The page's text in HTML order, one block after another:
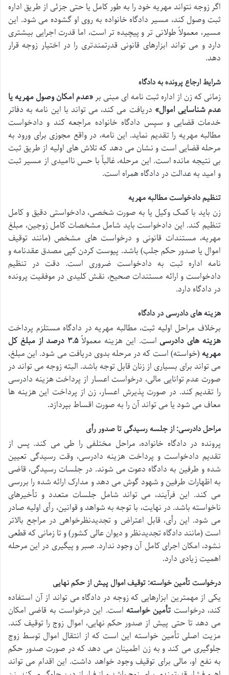
اگر زوجه نتواند مهریه خود را به طور کامل یا حتی جزئی از طریق اداره
ثبت وصول کند، مسیر دادگاه خانواده به روی او گشوده می شود. این
مسیر، معمولاً طولانی تر و پیچیده تر است، اما قدرت اجرایی بیشتری
دارد و می تواند ابزارهای قانونی قدرتمندتری را در اختیار زوجه قرار
دهد.
شرایط ارجاع پرونده به دادگاه
زمانی که زن از اداره ثبت نامه ای مبنی بر«عدم امکان وصول مهریه یا
عدم شناسایی اموال» دریافت می کند، می تواند با این نامه به دفاتر
خدمات قضایی و سپس دادگاه خانواده مراجعه کند و دادخواست
مطالبه مهریه را تقدیم نماید. این نامه، در واقع مجوزی برای ورود به
مرحله قضایی است و نشان می دهد که تلاش های اولیه از طریق ثبت
بی نتیجه مانده است. این مرحله، غالباً با حس ناامیدی از مسیر ثبت
و امید به عدالت در دادگاه همراه است.
تنظیم دادخواست مطالبه مهریه
زن باید با کمک وکیل یا به صورت شخصی، دادخواستی دقیق و کامل
تنظیم کند. این دادخواست باید شامل مشخصات کامل زوجین، مبلغ
مهریه، مستندات قانونی و درخواست های مشخص (مانند توقیف
اموال یا صدور حکم جلب) باشد. پیوست کردن کپی مصدق عقدنامه و
نامه اداره ثبت به دادخواست ضروری است. دقت در تنظیم
دادخواست و ارائه مستندات صحیح، نقش کلیدی در موفقیت پرونده
در دادگاه دارد.
هزینه های دادرسی در دادگاه
برخلاف مراحل اولیه ثبت، مطالبه مهریه در دادگاه مستلزم پرداخت
هزینه های دادرسیاست. این هزینه معمولاً
۳.۵ درصد از مبلغ کل
مهریه(خواسته) است که در مرحله بدوی دریافت می شود. این مبلغ،
می تواند برای بسیاری از زنان قابل توجه باشد. البته زوجه می تواند در
صورت عدم توانایی مالی، درخواست اعسار از پرداخت هزینه دادرسی
را تقدیم کند. در صورت پذیرش اعسار، زن از پرداخت این هزینه ها
معاف می شود یا می تواند آن را به صورت اقساط بپردازد.
مراحل دادرسی: از جلسه رسیدگی تا صدور رأی
پرونده در دادگاه خانواده، مراحل مختلفی را طی می کند. پس از
تقدیم دادخواست و پرداخت هزینه دادرسی، وقت رسیدگی تعیین
شده و طرفین به دادگاه دعوت می شوند. در جلسات رسیدگی، قاضی
به اظهارات طرفین و شهود گوش می دهد و مدارک ارائه شده را بررسی
می کند. این فرآیند، می تواند شامل جلسات متعدد و تأخیرهای
ناخواسته باشد. در نهایت، با توجه به شواهد و قوانین، رأی اولیه صادر
می شود. این رأی، قابل اعتراض و تجدیدنظرخواهی در مراجع بالاتر
است (مانند دادگاه تجدیدنظر و دیوان عالی کشور) و تا زمانی که قطعی
نشود، امکان اجرای کامل آن وجود ندارد. صبر و پیگیری در این مرحله
اهمیت زیادی دارد.
درخواست تأمین خواسته: توقیف اموال پیش از حکم نهایی
یکی از مهمترین ابزارهایی که زوجه در دادگاه می تواند از آن استفاده
کند، درخواست تأمین خواسته است. این درخواست به قاضی امکان
می دهد تا حتی پیش از صدور حکم نهایی، اموال زوج را توقیف کند.
مزیت اصلی تأمین خواسته این است که از انتقال اموال توسط زوج
جلوگیری می کند و به زن اطمینان می دهد که در صورت صدور حکم
به نفع او، مالی برای توقیف وجود خواهد داشت. این اقدام می تواند